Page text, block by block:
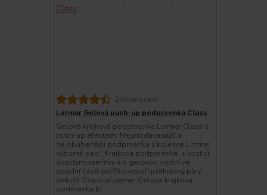
2 hodnocení
Lormar Gelová push-up podprsenka Class
Gelová krajková podprsenka Lormar Class s
push-up efektem. Nejprodávanější a
nejoblíbenější podprsenka z kolekce Lormar
výborně sedí. Krajková podprsenka s kosticí,
dvojitými ramínky a s gelovou výplní ve
spodní části košíčku vytvoří překrásný plný
dekolt. Doporučujeme. Gelová krajková
podrsenka bí...